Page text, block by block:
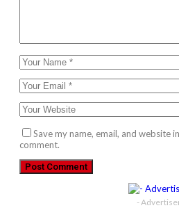
Save my name, email, and website
comment.
-